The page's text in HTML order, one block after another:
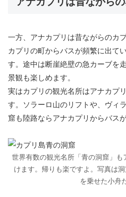
一方、アナカプリは昔ながらのカ
カプリの町からバスが頻繁に出て
す。途中は断崖絶壁の急カーブを
景観も楽しめます。
実はカプリの観光名所はアナカプ
す。ソラーロ山のリフトや、ヴィ
窟も陸路ならアナカプリからバス
世界有数の観光名所「青の洞窟」
けます。帰りも楽ですよ。写真は
を乗せた小舟